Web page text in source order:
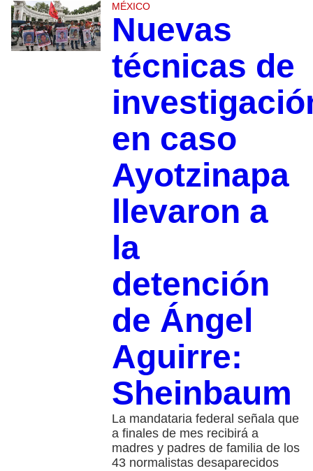
MÉXICO
Nuevas
técnicas de
en caso
Ayotzinapa
llevaron a
la
detención
de Ángel
Aguirre:
Sheinbaum
La mandataria federal señala que
a finales de mes recibirá a
madres y padres de familia de los
43 normalistas desaparecidos